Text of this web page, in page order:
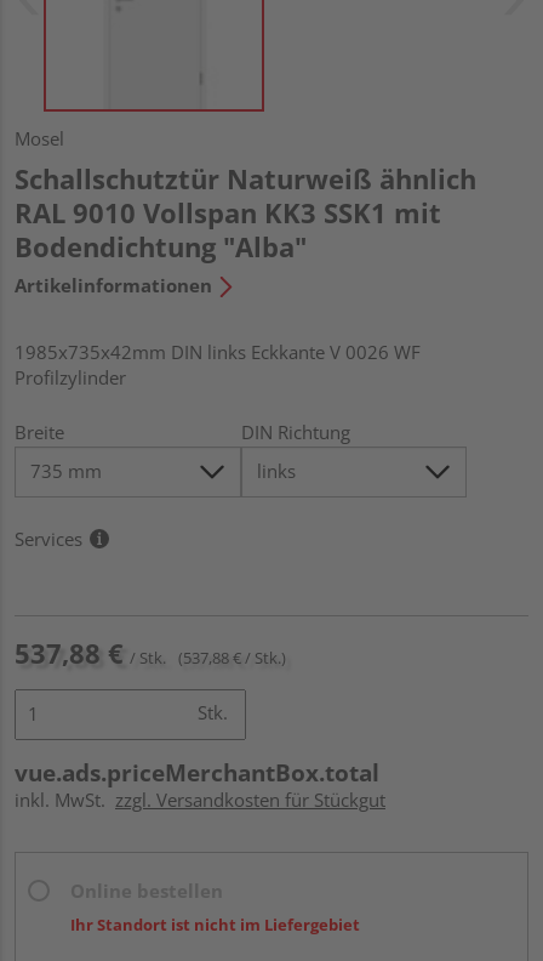
Mosel
Schallschutztür Naturweiß ähnlich
RAL 9010 Vollspan KK3 SSK1 mit
Bodendichtung "Alba"
Artikelinformationen
1985x735x42mm DIN links Eckkante V 0026 WF
Profilzylinder
Breite DIN Richtung
Services
537,88 € / Stk. (537,88 € / Stk.)
Stk.
vue.ads.priceMerchantBox.total
inkl. MwSt. zzgl. Versandkosten für Stückgut
Ihr Standort ist nicht im Liefergebiet